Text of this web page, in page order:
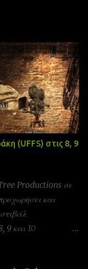
(UFFS) στις 8, 9
Productions σε
και
9 και 10